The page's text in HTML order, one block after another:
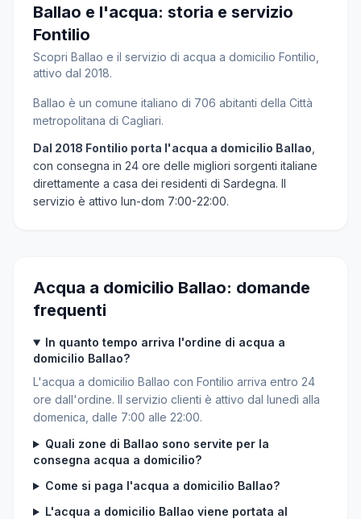
Ballao e l'acqua: storia e servizio
Fontilio
Scopri Ballao e il servizio di acqua a domicilio Fontilio,
attivo dal 2018.
Ballao è un comune italiano di 706 abitanti della Città
metropolitana di Cagliari.
Dal 2018 Fontilio porta l'acqua a domicilio Ballao
con consegna in 24 ore delle migliori sorgenti italiane
direttamente a casa dei residenti di Sardegna. Il
servizio è attivo lun-dom 7:00-22:00.
Acqua a domicilio Ballao: domande
frequenti
In quanto tempo arriva l'ordine di acqua a
domicilio Ballao?
L'acqua a domicilio Ballao con Fontilio arriva entro 24
ore dall'ordine. Il servizio clienti è attivo dal lunedì alla
domenica, dalle 7:00 alle 22:00.
Quali zone di Ballao sono servite per la
consegna acqua a domicilio?
Come si paga l'acqua a domicilio Ballao?
L'acqua a domicilio Ballao viene portata al